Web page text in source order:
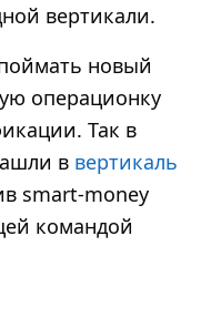
вертикали.
новый
операционку
Так в
в вертикаль
smart-money
командой